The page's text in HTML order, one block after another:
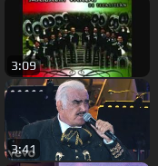
3:09
3:41